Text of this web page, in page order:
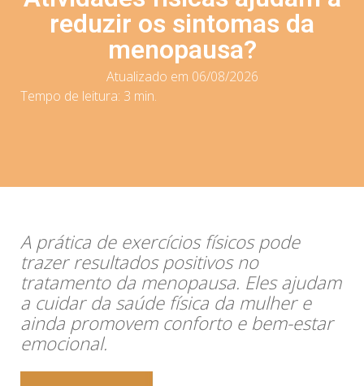
reduzir os sintomas da
menopausa?
Atualizado em 06/08/2026
Tempo de leitura: 3 min.
A prática de exercícios físicos pode
trazer resultados positivos no
tratamento da menopausa. Eles ajudam
a cuidar da saúde física da mulher e
ainda promovem conforto e bem-estar
emocional.